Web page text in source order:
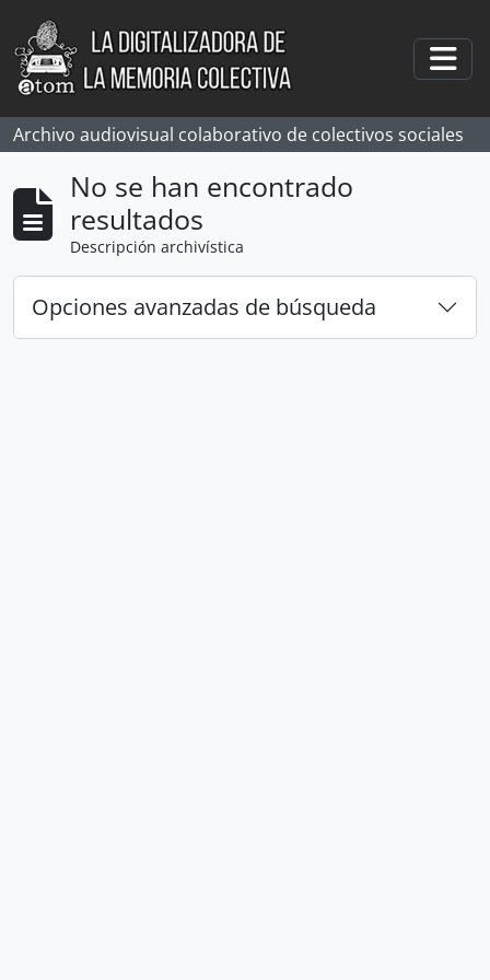
Skip to main content
Archivo audiovisual colaborativo de colectivos sociales
No se han encontrado
resultados
Descripción archivística
Opciones avanzadas de búsqueda